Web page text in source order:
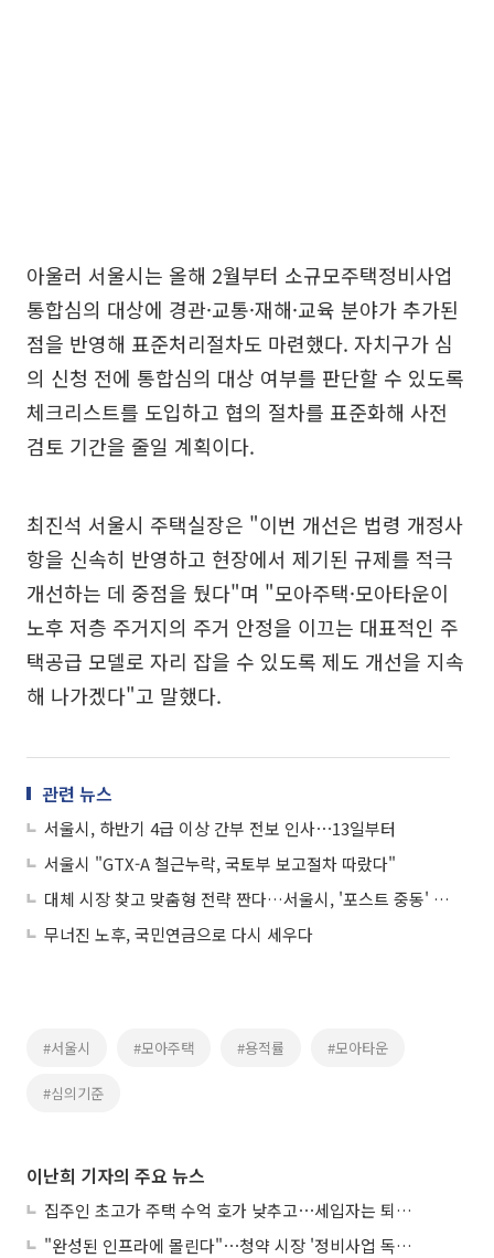
아울러 서울시는 올해 2월부터 소규모주택정비사업
통합심의 대상에 경관·교통·재해·교육 분야가 추가된
점을 반영해 표준처리절차도 마련했다. 자치구가 심
의 신청 전에 통합심의 대상 여부를 판단할 수 있도록
체크리스트를 도입하고 협의 절차를 표준화해 사전
검토 기간을 줄일 계획이다.
최진석 서울시 주택실장은 "이번 개선은 법령 개정사
항을 신속히 반영하고 현장에서 제기된 규제를 적극
개선하는 데 중점을 뒀다"며 "모아주택·모아타운이
노후 저층 주거지의 주거 안정을 이끄는 대표적인 주
택공급 모델로 자리 잡을 수 있도록 제도 개선을 지속
해 나가겠다"고 말했다.
관련 뉴스
서울시, 하반기 4급 이상 간부 전보 인사⋯13일부터
서울시 "GTX-A 철근누락, 국토부 보고절차 따랐다"
대체 시장 찾고 맞춤형 전략 짠다…서울시, '포스트 중동' 정조준
무너진 노후, 국민연금으로 다시 세우다
#서울시 #모아주택 #용적률 #모아타운
#심의기준
이난희 기자의 주요 뉴스
집주인 초고가 주택 수억 호가 낮추고⋯세입자는 퇴거 위기
"완성된 인프라에 몰린다"⋯청약 시장 '정비사업 독주' 42배 격차